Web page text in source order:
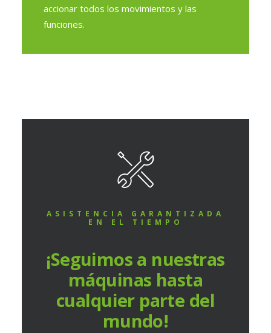
accionar todos los movimientos y las
funciones.
ASISTENCIA GARANTIZADA
EN EL TIEMPO
¡Seguimos a nuestras
máquinas hasta
cualquier parte del
mundo!